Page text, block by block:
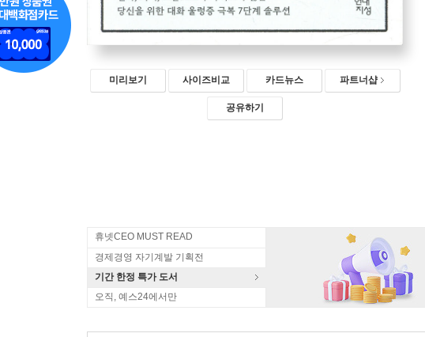
미리보기 사이즈비교 카드뉴스 파트너샵
공유하기
휴넷CEO MUST READ
경제경영 자기계발 기획전
기간 한정 특가 도서
오직, 예스24에서만